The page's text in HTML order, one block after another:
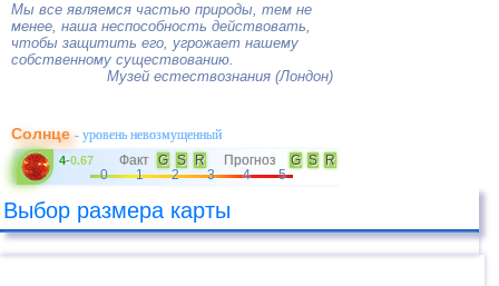
Мы все являемся частью природы, тем не
менее, наша неспособность действовать,
чтобы защитить его, угрожает нашему
собственному существованию.
Музей естествознания (Лондон)
Солнце- уровень невозмущенный
4-0.67 Факт G S R Прогноз G S
R
0
1 2 3 4 5
Выбор размера карты